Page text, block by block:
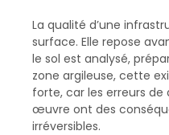
La qualité d’une
surface. Elle repose
le sol est analysé,
zone argileuse, cette
forte, car les erreurs
œuvre ont des
irréversibles.